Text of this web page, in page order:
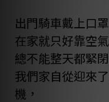
出門騎車戴上口罩
在家就只好靠空
總不能整天都緊
我們家自從迎來
機 ，